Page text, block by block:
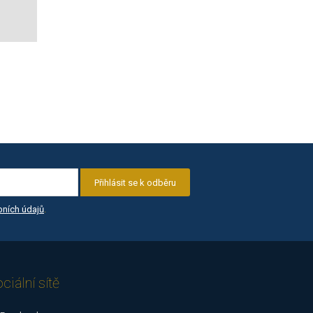
údajů.
Přihlásit se k odběru
sítě